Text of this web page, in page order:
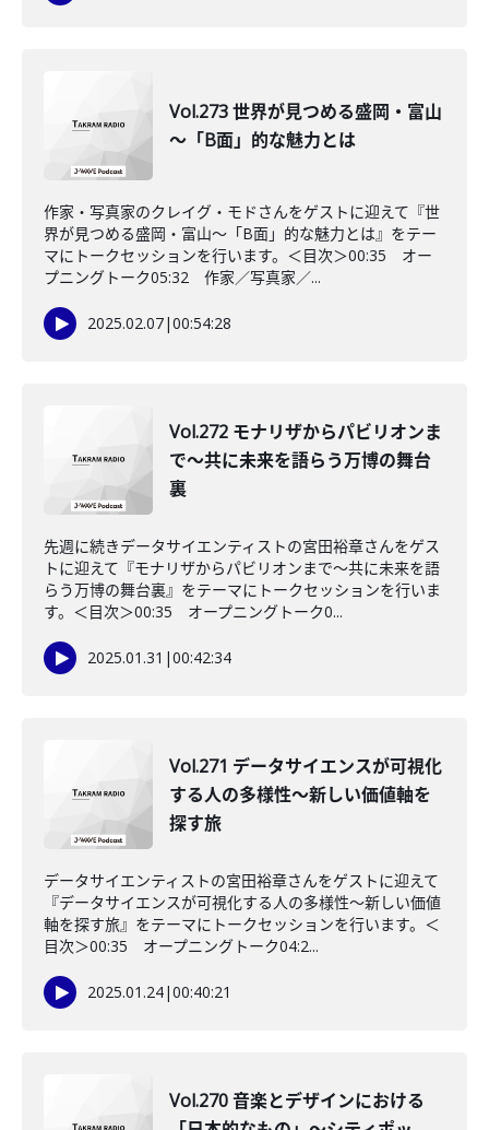
Vol.273 世界が見つめる盛岡・富山
～「B面」的な魅力とは
作家・写真家のクレイグ・モドさんをゲストに迎えて『世
界が見つめる盛岡・富山～「B面」的な魅力とは』をテー
マにトークセッションを行います。＜目次＞00:35 オー
プニングトーク05:32 作家／写真家／...
2025.02.07|00:54:28
Vol.272 モナリザからパビリオンま
で～共に未来を語らう万博の舞台
裏
先週に続きデータサイエンティストの宮田裕章さんをゲス
トに迎えて『モナリザからパビリオンまで～共に未来を語
らう万博の舞台裏』をテーマにトークセッションを行いま
す。＜目次＞00:35 オープニングトーク0...
2025.01.31 |00:42:34
Vol.271 データサイエンスが可視化
する人の多様性〜新しい価値軸を
探す旅
データサイエンティストの宮田裕章さんをゲストに迎えて
『データサイエンスが可視化する人の多様性〜新しい価値
軸を探す旅』をテーマにトークセッションを行います。＜
目次＞00:35 オープニングトーク04:2...
2025.01.24|00:40:21
Vol.270 音楽とデザインにおける